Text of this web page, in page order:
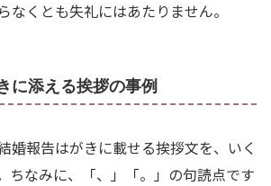
なくとも失礼にはあたりません。
に添える挨拶の事例
婚報告はがきに載せる挨拶文を、いく
ちなみに、「、」「。」の句読点です